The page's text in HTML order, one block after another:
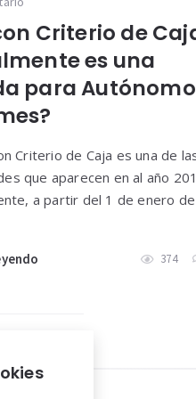
Criterio de
es una
para
Criterio de Caja es una de
que aparecen en al año
a partir del 1 de enero de
374